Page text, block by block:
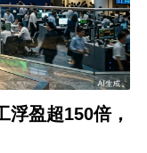
盈超150倍，